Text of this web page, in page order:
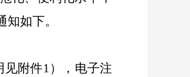
知如下。
见附件1）， 电子注